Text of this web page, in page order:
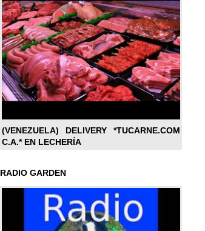
(VENEZUELA) DELIVERY *TUCARNE.COM
C.A.* EN LECHERÍA
RADIO GARDEN